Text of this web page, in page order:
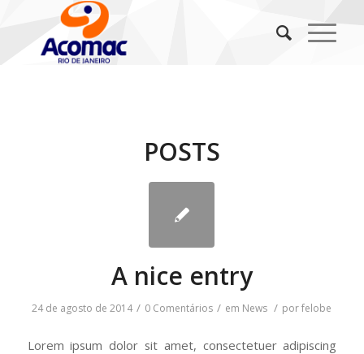
POSTS
A nice entry
24 de agosto de 2014 / 0 Comentários / em News / porfelobe
Lorem ipsum dolor sit amet, consectetuer adipiscing